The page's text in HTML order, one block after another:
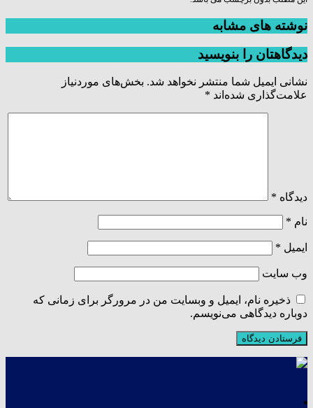
نوشته های مشابه
دیدگاهتان را بنویسید
نشانی ایمیل شما منتشر نخواهد شد. بخش‌های موردنیاز
علامت‌گذاری شده‌اند *
دیدگاه *
نام *
ایمیل *
وب‌ سایت
ذخیره نام، ایمیل و وبسایت من در مرورگر برای زمانی که
دوباره دیدگاهی می‌نویسم.